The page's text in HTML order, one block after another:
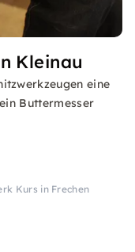
Kleinau
eine
Buttermesser
Kurs in Frechen